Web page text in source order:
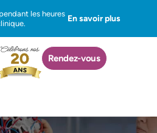
les heures En savoir plus
Rendez-vous